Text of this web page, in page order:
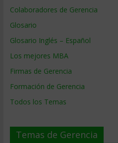
Colaboradores de Gerencia
Glosario
Glosario Inglés – Español
Los mejores MBA
Firmas de Gerencia
Formación de Gerencia
Todos los Temas
Temas de Gerencia